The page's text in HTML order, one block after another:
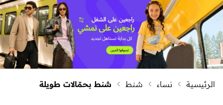
الرئيسية نساء شنط شنط بحمّالات طويلة